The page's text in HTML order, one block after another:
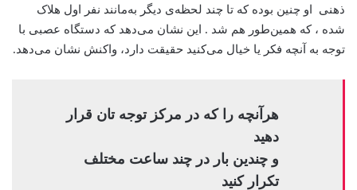
ذهنی او چنین بوده که تا چند لحظه‌ی دیگر به‌مانند نفر اول هلاک
شده ، که همین‌طور هم شد . این نشان می‌دهد که دستگاه عصبی با
توجه به آنچه فکر یا خیال می‌کنید حقیقت دارد، واکنش نشان می‌دهد.
هرآنچه را که در مرکز توجه تان قرار
دهید
و چندین بار در چند ساعت مختلف
تکرار کنید